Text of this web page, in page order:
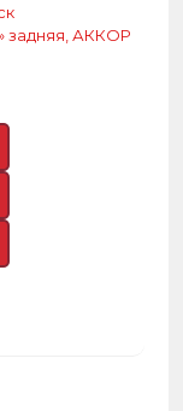
задняя, АККОР